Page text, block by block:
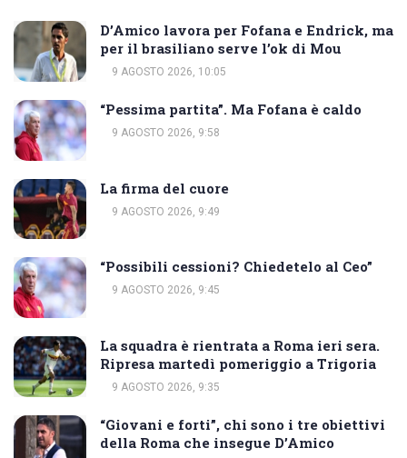
D’Amico lavora per Fofana e Endrick, ma
per il brasiliano serve l’ok di Mou
9 AGOSTO 2026, 10:05
“Pessima partita”. Ma Fofana è caldo
9 AGOSTO 2026, 9:58
La firma del cuore
9 AGOSTO 2026, 9:49
“Possibili cessioni? Chiedetelo al Ceo”
9 AGOSTO 2026, 9:45
La squadra è rientrata a Roma ieri sera.
Ripresa martedì pomeriggio a Trigoria
9 AGOSTO 2026, 9:35
“Giovani e forti”, chi sono i tre obiettivi
della Roma che insegue D’Amico